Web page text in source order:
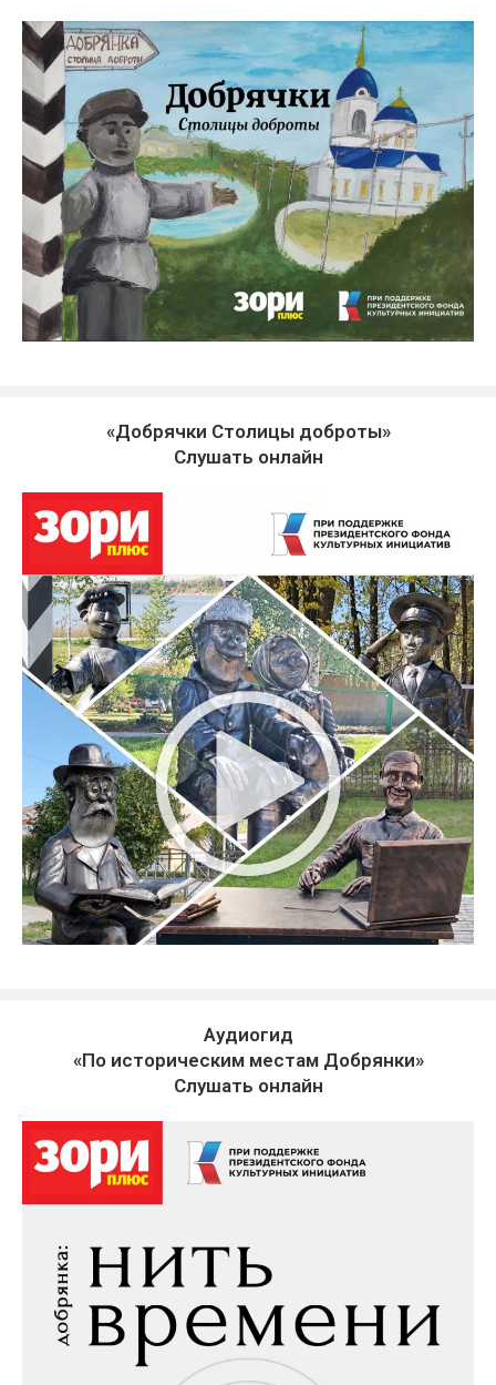
«Добрячки Столицы доброты»
Слушать онлайн
Аудиогид
«По историческим местам Добрянки»
Слушать онлайн